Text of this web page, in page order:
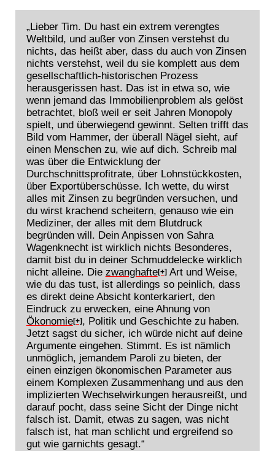
„Lieber Tim. Du hast ein extrem verengtes
Weltbild, und außer von Zinsen verstehst du
nichts, das heißt aber, dass du auch von Zinsen
nichts verstehst, weil du sie komplett aus dem
gesellschaftlich-historischen Prozess
herausgerissen hast. Das ist in etwa so, wie
wenn jemand das Immobilienproblem als gelöst
betrachtet, bloß weil er seit Jahren Monopoly
spielt, und überwiegend gewinnt. Selten trifft das
Bild vom Hammer, der überall Nägel sieht, auf
einen Menschen zu, wie auf dich. Schreib mal
was über die Entwicklung der
Durchschnittsprofitrate, über Lohnstückkosten,
über Exportüberschüsse. Ich wette, du wirst
alles mit Zinsen zu begründen versuchen, und
du wirst krachend scheitern, genauso wie ein
Mediziner, der alles mit dem Blutdruck
begründen will. Dein Anpissen von Sahra
Wagenknecht ist wirklich nichts Besonderes,
damit bist du in deiner Schmuddelecke wirklich
nicht alleine. Die zwanghafte[+]Art und Weise,
wie du das tust, ist allerdings so peinlich, dass
es direkt deine Absicht konterkariert, den
Eindruck zu erwecken, eine Ahnung von
Ökonomie[+], Politik und Geschichte zu haben.
Jetzt sagst du sicher, ich würde nicht auf deine
Argumente eingehen. Stimmt. Es ist nämlich
unmöglich, jemandem Paroli zu bieten, der
einen einzigen ökonomischen Parameter aus
einem Komplexen Zusammenhang und aus den
implizierten Wechselwirkungen herausreißt, und
darauf pocht, dass seine Sicht der Dinge nicht
falsch ist. Damit, etwas zu sagen, was nicht
falsch ist, hat man schlicht und ergreifend so
gut wie garnichts gesagt.“